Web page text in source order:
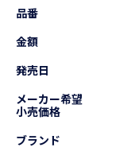
品番
金額
発売日
メーカー希望
小売価格
ブランド